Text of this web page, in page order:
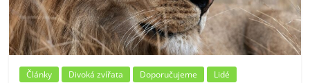
Články Divoká zvířata Doporučujeme Lidé